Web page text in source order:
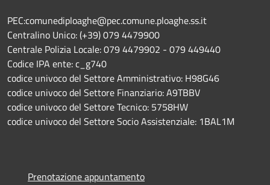
PEC:comunediploaghe@pec.comune.ploaghe.ss.it
Centralino Unico: (+39) 079 4479900
Centrale Polizia Locale: 079 4479902 - 079 449440
Codice IPA ente: c_g740
codice univoco del Settore Amministrativo: H98G46
codice univoco del Settore Finanziario: A9TBBV
codice univoco del Settore Tecnico: 5758HW
codice univoco del Settore Socio Assistenziale: 1BAL1M
Prenotazione appuntamento